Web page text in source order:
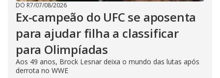
DO R7/07/08/2026
Ex-campeão do UFC se aposenta
para ajudar filha a classificar
para Olimpíadas
Aos 49 anos, Brock Lesnar deixa o mundo das lutas após
derrota no WWE